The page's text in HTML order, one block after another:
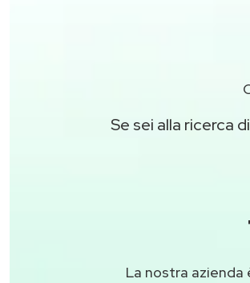
Se sei alla ricerca
La nostra azienda